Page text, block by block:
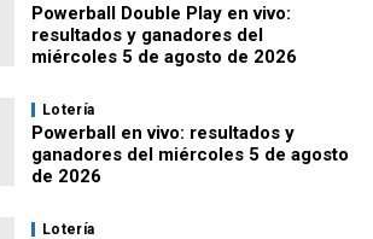
Powerball Double Play en vivo:
resultados y ganadores del
miércoles 5 de agosto de 2026
Lotería
Powerball en vivo: resultados y
ganadores del miércoles 5 de agosto
de 2026
Lotería